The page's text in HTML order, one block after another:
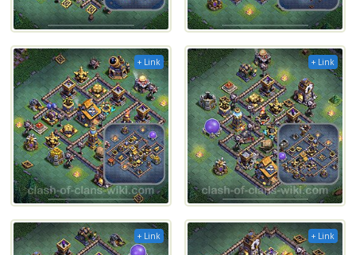
+ Link + Link
+ Link + Link